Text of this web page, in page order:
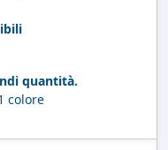
quantità.
colore